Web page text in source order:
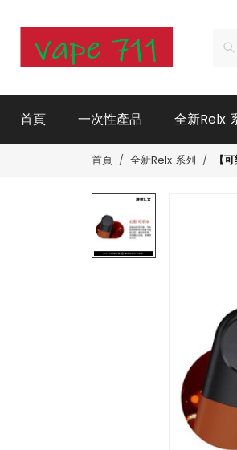
首頁 一次性產品 全新Relx
首頁 全新Relx 系列 【